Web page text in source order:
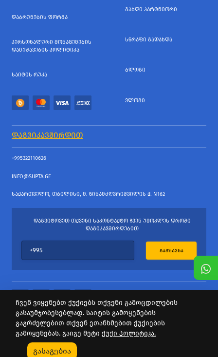
ᲓᲐᲑᲠᲣᲜᲔᲑᲘᲡ ᲤᲝᲠᲛᲐ
ᲞᲔᲠᲡᲝᲜᲐᲚᲣᲠᲘ ᲛᲝᲜᲐᲪᲔᲛᲔᲑᲘᲡ
ᲓᲐᲛᲣᲨᲐᲕᲔᲑᲘᲡ ᲞᲝᲚᲘᲢᲘᲙᲐ
ᲡᲐᲘᲢᲘᲡ ᲠᲣᲙᲐ
ᲒᲐᲮᲓᲘ ᲞᲐᲠᲢᲜᲘᲝᲠᲘ
ᲡᲬᲠᲐᲤᲘ ᲒᲐᲓᲐᲮᲓᲐ
ᲑᲚᲝᲒᲘ
ᲕᲚᲝᲒᲘ
ᲓᲐᲒᲕᲘᲙᲐᲕᲨᲘᲠᲓᲘᲗ
+995322110626
INFO@SUPTA.GE
ᲡᲐᲥᲐᲠᲗᲕᲔᲚᲝ, ᲗᲑᲘᲚᲘᲡᲘ, Მ. ᲬᲘᲜᲐᲛᲫᲦᲕᲠᲘᲨᲕᲘᲚᲘᲡ Ქ. N162
ᲓᲐᲒᲕᲘᲢᲝᲕᲔᲗ ᲗᲥᲕᲔᲜᲘ ᲡᲐᲙᲝᲜᲢᲐᲥᲢᲝ ᲩᲕᲔᲜ ᲣᲛᲝᲙᲚᲔᲡ ᲓᲠᲝᲨᲘ
ᲓᲐᲒᲘᲙᲐᲕᲨᲘᲠᲓᲔᲑᲘᲗ
ᲒᲐᲒᲖᲐᲕᲜᲐ
ყველა უფლება დაცულია
საიტის პროვაიდერი Webdoors.ge
ჩვენ ვიყენებთ ქუქიებს თქვენი გამოცდილების
გასაუმჯობესებლად. საიტის გამოყენების
გაგრძელებით თქვენ ეთანხმებით ქუქიების
გამოყენებას. გაიგე მეტი ქუქი პოლიტიკა.
გასაგებია